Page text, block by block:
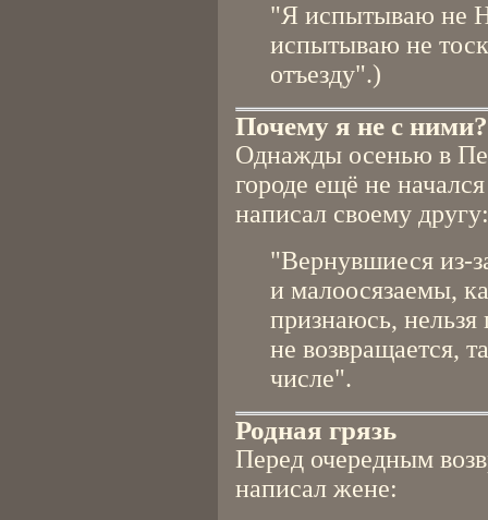
"Я испытываю не
испытываю не
отъезду".)
Почему я не с ними?
Однажды осенью в
городе ещё не
написал своему другу:
"Вернувшиеся из-
и малоосязаемы,
признаюсь, нельзя
не возвращается,
числе".
Родная грязь
Перед очередным
написал жене: